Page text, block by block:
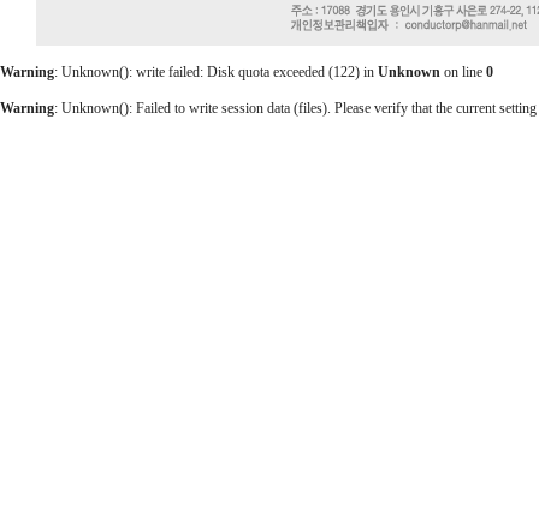
Warning: Unknown(): write failed: Disk quota exceeded (122) in Unknown on line 0
Warning: Unknown(): Failed to write session data (files). Please verify that the current